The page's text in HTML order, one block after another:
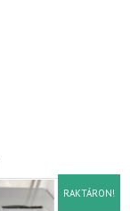
RAKTÁRON!